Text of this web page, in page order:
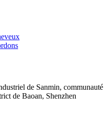
de Sanmin, communauté
de Baoan, Shenzhen